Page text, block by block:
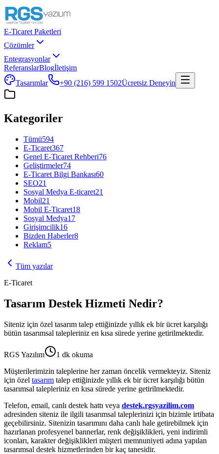
E-Ticaret Paketleri
Çözümler
Entegrasyonlar
ReferanslarBlogİletişim
Tasarımlar
+90 (216) 599 1502Ücretsiz Deneyin
Kategoriler
Tümü594
E-Ticaret367
Genel E-Ticaret Rehberi76
Geliştirmeler74
E-Ticaret Bilgi Bankası60
SEO21
Sosyal Medya E-ticaret21
Mobil21
Mobil E-Ticaret18
Sosyal Medya17
Girişimcilik16
Bizden Haberler8
Reklam5
Tüm yazılar
E-Ticaret
Tasarım Destek Hizmeti Nedir?
Siteniz için özel tasarım talep ettiğinizde yıllık ek bir ücret karşılığı
bütün tasarımsal talepleriniz en kısa sürede yerine getirilmektedir.
RGS Yazılım 1 dk okuma
Müşterilerimizin taleplerine her zaman öncelik vermekteyiz. Siteniz
için özel tasarım talep ettiğinizde yıllık ek bir ücret karşılığı bütün
tasarımsal talepleriniz en kısa sürede yerine getirilmektedir.
Telefon, email, canlı destek hattı veya destek.rgsyazilim.com
adresinden siteniz ile ilgili tasarımsal taleplerinizi için bizimle irtibata
geçebilirsiniz. Sitenizin tasarımını daha canlı hale getirebilmek için
hazırlanan profesyenel bannerlar, renk değişiklikleri, yeni indirimli
iconları, karakter değişiklikleri müşteri memnuniyeti adına yapılan
tasarımsal destek hizmetlerinden bir kaç tanesidir.